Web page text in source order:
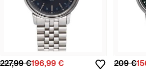
227,99 €196,99 € 209 €